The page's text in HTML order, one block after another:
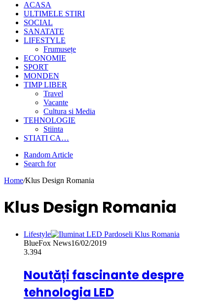
ACASA
ULTIMELE STIRI
SOCIAL
SANATATE
LIFESTYLE
Frumusețe
ECONOMIE
SPORT
MONDEN
TIMP LIBER
Travel
Vacante
Cultura si Media
TEHNOLOGIE
Stiinta
STIATI CA…
Random Article
Search for
Home/Klus Design Romania
Klus Design Romania
Lifestyle
BlueFox News16/02/2019
3.394
Noutăți fascinante despre
tehnologia LED